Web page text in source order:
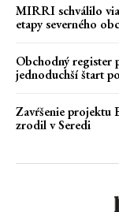
MIRRI schválilo
etapy severného
Obchodný register
jednoduchší štart
Zavŕšenie projektu
zrodil v Seredi